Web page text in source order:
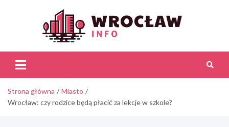
Strona główna
Miasto
Wrocław: czy rodzice będą płacić za lekcje w szkole?